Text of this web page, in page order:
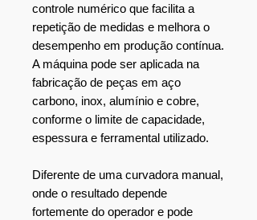
controle numérico que facilita a
repetição de medidas e melhora o
desempenho em produção contínua.
A máquina pode ser aplicada na
fabricação de peças em aço
carbono, inox, alumínio e cobre,
conforme o limite de capacidade,
espessura e ferramental utilizado.
Diferente de uma curvadora manual,
onde o resultado depende
fortemente do operador e pode